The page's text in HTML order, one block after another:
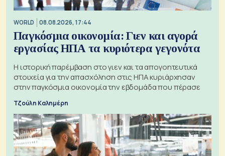
WORLD 08.08.2026, 17:44
Παγκόσμια οικονομία: Γιεν και αγορά
εργασίας ΗΠΑ τα κυριότερα γεγονότα
Η ιστορική παρέμβαση στο γιεν και τα απογοητευτικά
στοιχεία για την απασχόληση στις ΗΠΑ κυριάρχησαν
στην παγκόσμια οικονομία την εβδομάδα που πέρασε
Τζούλη Καλημέρη